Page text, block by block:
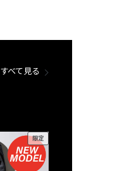
すべて見る
限定